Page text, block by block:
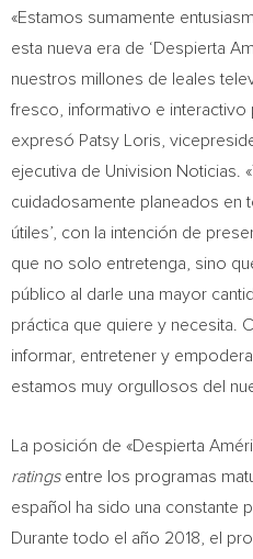
«Estamos sumamente
esta nueva era de ‘Despierta
nuestros millones de leales
fresco, informativo e interactivo
expresó Patsy Loris,
ejecutiva de Univision Noticias.
cuidadosamente planeados en
útiles’, con la intención de
que no solo entretenga, sino
público al darle una mayor
práctica que quiere y necesita.
informar, entretener y
estamos muy orgullosos del
La posición de «Despierta
ratingsentre los programas
español ha sido una constante
Durante todo el año 2018, el